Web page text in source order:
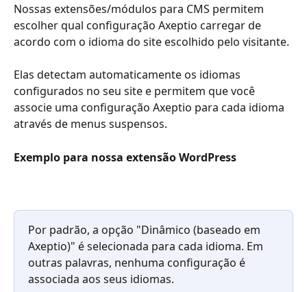
Nossas extensões/módulos para CMS permitem
escolher qual configuração Axeptio carregar de
acordo com o idioma do site escolhido pelo visitante.
Elas detectam automaticamente os idiomas
configurados no seu site e permitem que você
associe uma configuração Axeptio para cada idioma
através de menus suspensos.
Exemplo para nossa extensão WordPress
Por padrão, a opção "Dinâmico (baseado em
Axeptio)" é selecionada para cada idioma. Em
outras palavras, nenhuma configuração é
associada aos seus idiomas.